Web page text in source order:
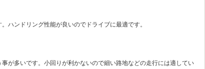
ハンドリング性能が良いのでドライブに最適です。
が多いです。小回りが利かないので細い路地などの走行には適してい